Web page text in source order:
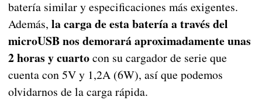
batería similar y especificaciones más exigentes.
Además, la carga de esta batería a través del
microUSB nos demorará aproximadamente unas
2 horas y cuartocon su cargador de serie que
cuenta con 5V y 1,2A (6W), así que podemos
olvidarnos de la carga rápida.